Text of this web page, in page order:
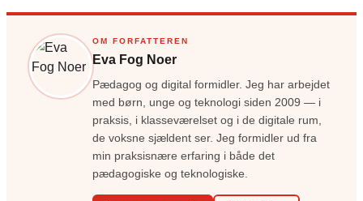
OM FORFATTEREN
Eva Fog Noer
Pædagog og digital formidler. Jeg har arbejdet
med børn, unge og teknologi siden 2009 — i
praksis, i klasseværelset og i de digitale rum,
de voksne sjældent ser. Jeg formidler ud fra
min praksisnære erfaring i både det
pædagogiske og teknologiske.